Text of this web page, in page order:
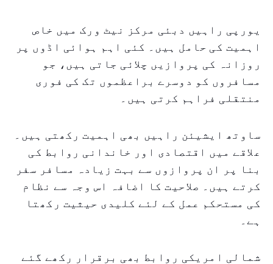
یورپی راہیں دبئی مرکز نیٹ ورک میں خاص
اہمیت کی حامل ہیں۔ کئی اہم ہوائی اڈوں پر
روزانہ کی پروازیں چلائی جاتی ہیں، جو
مسافروں کو دوسرے براعظموں تک کی فوری
منتقلی فراہم کرتی ہیں۔
ساوتھ ایشیئن راہیں بھی اہمیت رکھتی ہیں۔
علاقے میں اقتصادی اور خاندانی روابط کی
بنا پر ان پروازوں سے بہت زیادہ مسافر سفر
کرتے ہیں۔ صلاحیت کا اضافہ اس وجہ سے نظام
کی مستحکم عمل کے لئے کلیدی حیثیت رکھتا
ہے۔
شمالی امریکی روابط بھی برقرار رکھے گئے